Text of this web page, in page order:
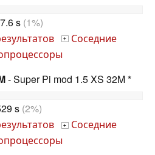
s (1%)
+ Соседние
- Super Pi mod 1.5 XS 32M *
s (2%)
+ Соседние